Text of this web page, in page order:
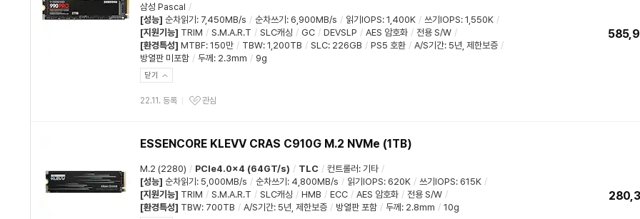
삼성 Pascal /
[성능] 순차읽기 : 7,450MB/s / 순차쓰기 : 6,900MB/s / 읽기IOPS: 1,400K / 쓰기IOPS: 1,550K /
[지원기능] TRIM / S.M.A.R.T / SLC캐싱 / GC / DEVSLP / AES 암호화 / 전용 S/W /
[환경특성] MTBF: 150만 / TBW: 1,200TB / SLC: 226GB / PS5 호환 / A/S기간: 5년 제한보증 /
방열판 미포함 / 두께 : 2.3mm / 9g
닫기
22.11. 등록 관심
ESSENCORE KLEVV CRAS C910G M.2 NVMe (1TB)
M.2 (2280) / PCIe4.0x4 (64GT/s) / TLC / 컨트롤러 : 기타 /
[성능] 순차읽기 : 5,000MB/s / 순차쓰기 : 4,800MB/s / 읽기IOPS: 620K / 쓰기IOPS: 615K /
[지원기능] TRIM / S.M.A.R.T / SLC캐싱 / HMB / ECC / AES 암호화 / 전용 S/W /
[환경특성] TBW: 700TB / A/S기간: 5년 제한보증 / 방열판 포함 / 두께 : 2.8mm / 10g